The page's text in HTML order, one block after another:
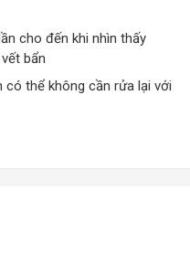
cho đến khi nhìn thấy
bẩn
có thể không cần rửa lại với